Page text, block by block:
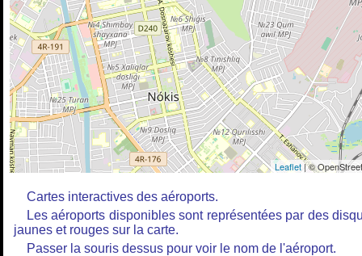
Leaflet| ©
Cartes interactives des aéroports.
Les aéroports disponibles sont représentées par des
jaunes et rouges sur la carte.
Passer la souris dessus pour voir le nom de l'aéroport.